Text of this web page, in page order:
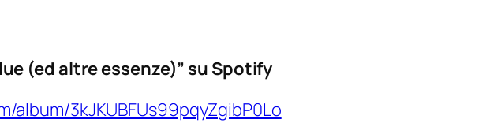
(ed altre essenze)” su Spotify
album/3kJKUBFUs99pqyZgibP0Lo